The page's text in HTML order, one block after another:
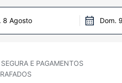
8 Agosto Dom.
SEGURA E PAGAMENTOS